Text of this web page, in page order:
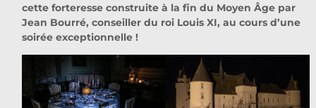
cette forteresse construite à la fin du Moyen Âge par
Jean Bourré, conseiller du roi Louis XI, au cours d’une
soirée exceptionnelle !